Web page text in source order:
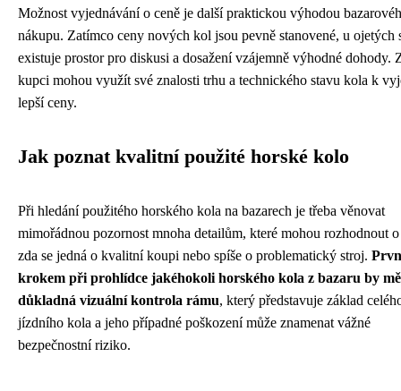
Možnost vyjednávání o ceně je další praktickou výhodou
nákupu. Zatímco ceny nových kol jsou pevně stanovené, u ojetých
existuje prostor pro diskusi a dosažení vzájemně výhodné dohody.
kupci mohou využít své znalosti trhu a technického stavu kola k
lepší ceny.
Jak poznat kvalitní použité horské kolo
Při hledání použitého horského kola na bazarech je třeba věnovat
mimořádnou pozornost mnoha detailům, které mohou rozhodnout
zda se jedná o kvalitní koupi nebo spíše o problematický stroj.
krokem při prohlídce jakéhokoli horského kola z bazaru by
důkladná vizuální kontrola rámu, který představuje základ
jízdního kola a jeho případné poškození může znamenat vážné
bezpečnostní riziko.